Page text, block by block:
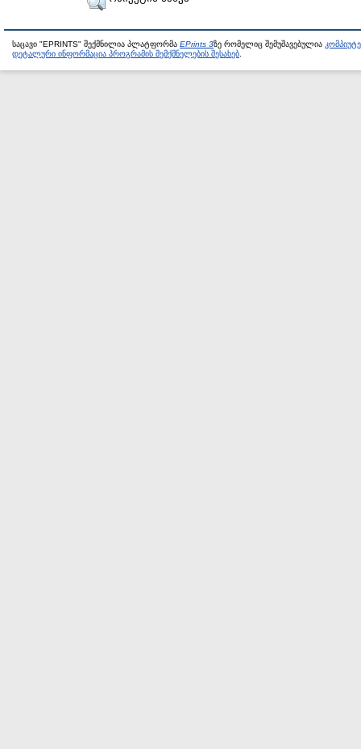
საცავი "EPRINTS" შექმნილია პლატფორმა EPrints 3ზე რომელიც შემუშავებულია
დეტალური ინფორმაცია პროგრამის შემქმნელების შესახებ.